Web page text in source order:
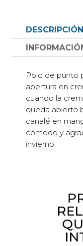
pequeño
relieve
cantidad
DESCRIPCIÓN
Polo de punto
abertura en
cuando la
queda abierto
canalé en
cómodo y
invierno.